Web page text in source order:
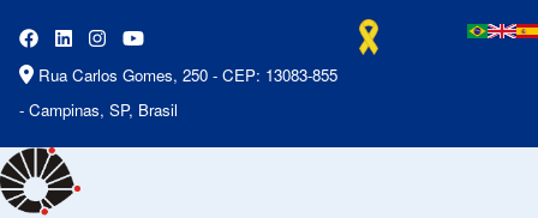
Rua Carlos Gomes, 250 - CEP: 13083-855
- Campinas, SP, Brasil